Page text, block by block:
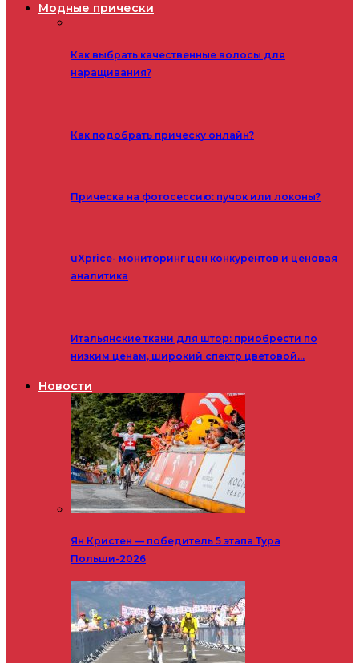
Модные прически
Как выбрать качественные волосы для
наращивания?
Как подобрать прическу онлайн?
Прическа на фотосессию: пучок или локоны?
uXprice- мониторинг цен конкурентов и ценовая
аналитика
Итальянские ткани для штор: приобрести по
низким ценам, широкий спектр цветовой…
Новости
Ян Кристен — победитель 5 этапа Тура
Польши-2026